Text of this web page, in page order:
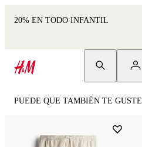
20% EN TODO INFANTIL
PUEDE QUE TAMBIÉN TE GUSTE